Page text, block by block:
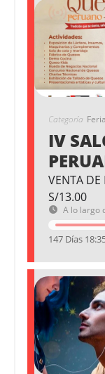
Categoría Feria
IV
VENTA DE
S/13.00
A lo largo
147 Días